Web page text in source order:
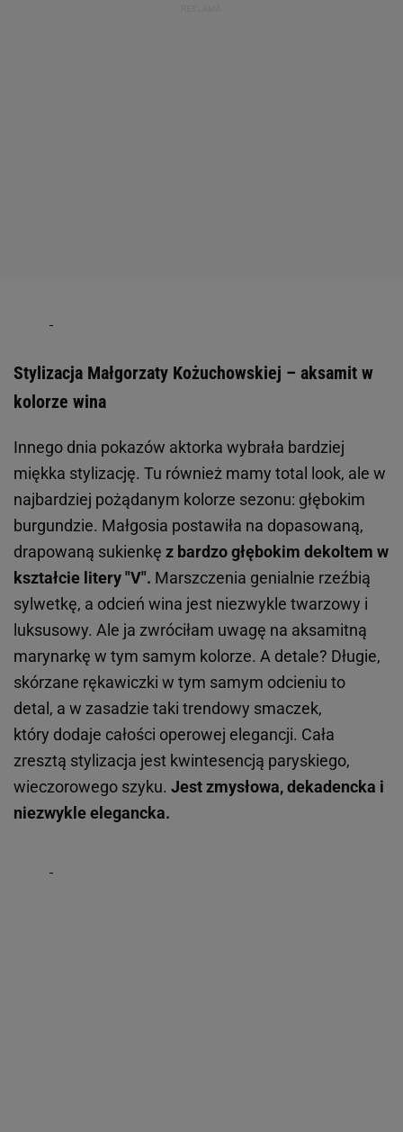
Stylizacja Małgorzaty Kożuchowskiej – aksamit w
kolorze wina
Innego dnia pokazów aktorka wybrała bardziej
miękka stylizację. Tu również mamy total look, ale w
najbardziej pożądanym kolorze sezonu: głębokim
burgundzie. Małgosia postawiła na dopasowaną,
drapowaną sukienkę z bardzo głębokim dekoltem w
kształcie litery "V". Marszczenia genialnie rzeźbią
sylwetkę, a odcień wina jest niezwykle twarzowy i
luksusowy. Ale ja zwróciłam uwagę na aksamitną
marynarkę w tym samym kolorze. A detale? Długie,
skórzane rękawiczki w tym samym odcieniu to
detal, a w zasadzie taki trendowy smaczek,
który dodaje całości operowej elegancji. Cała
zresztą stylizacja jest kwintesencją paryskiego,
wieczorowego szyku. Jest zmysłowa, dekadencka i
niezwykle elegancka.